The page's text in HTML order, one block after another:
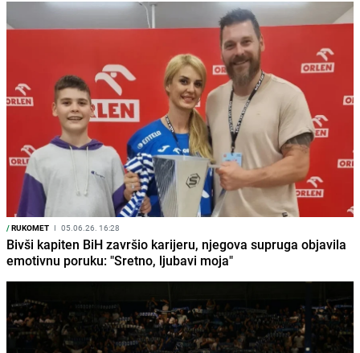
/RUKOMET I 05.06.26. 16:28
Bivši kapiten BiH završio karijeru, njegova supruga objavila
emotivnu poruku: "Sretno, ljubavi moja"